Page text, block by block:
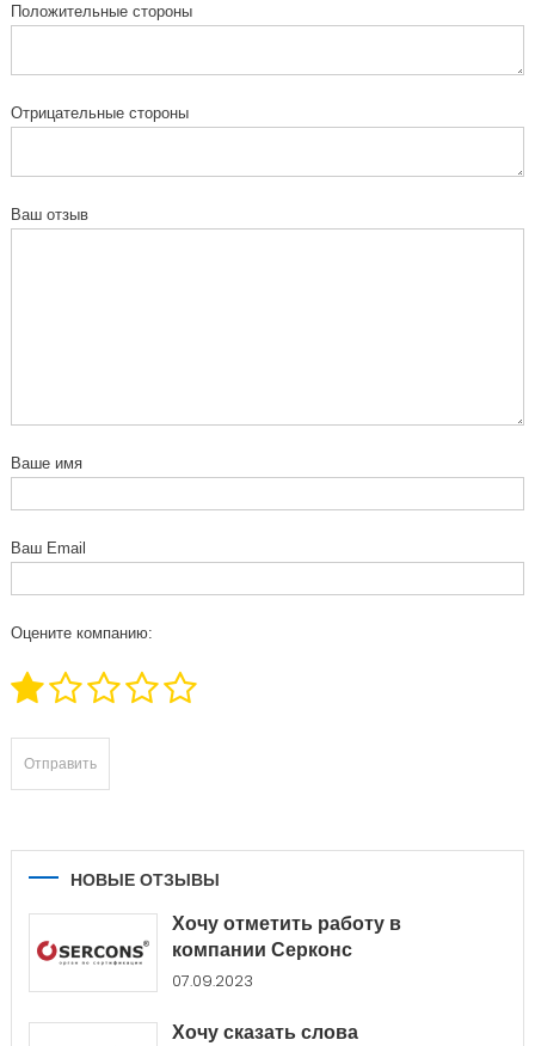
Положительные стороны
Отрицательные стороны
Ваш отзыв
Ваше имя
Ваш Email
Оцените компанию:
НОВЫЕ ОТЗЫВЫ
Хочу отметить работу в
компании Серконс
07.09.2023
Хочу сказать слова